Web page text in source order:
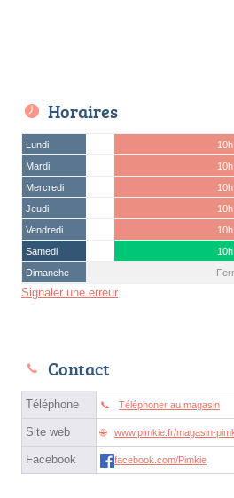
Horaires
Lundi
Mardi
Mercredi
Jeudi
Vendredi
Samedi
Dimanche
Signaler une erreur
Contact
Téléphone Téléphoner au magasin
Site web www.pimkie.fr/magasin-
Facebook facebook.com/Pimkie